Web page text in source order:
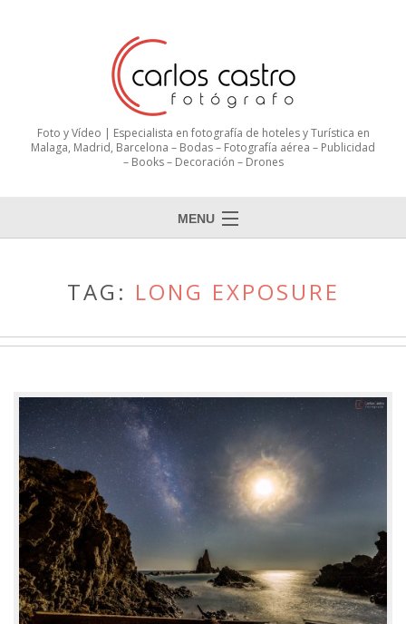
Foto y Vídeo | Especialista en fotografía de hoteles y Turística en
Malaga, Madrid, Barcelona – Bodas – Fotografía aérea – Publicidad
– Books – Decoración – Drones
MENU
TAG: LONG EXPOSURE